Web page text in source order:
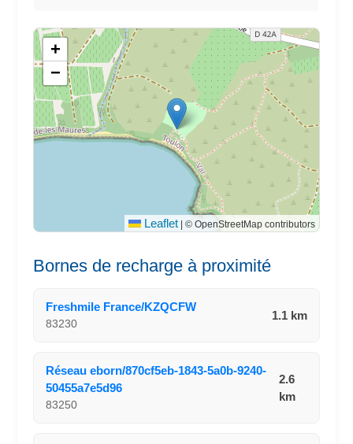
+
−
Leaflet © OpenStreetMap contributors
Bornes de recharge à proximité
Freshmile France/KZQCFW
83230
1.1 km
Réseau eborn/870cf5eb-1843-5a0b-9240-
50455a7e5d96
83250
2.6
km